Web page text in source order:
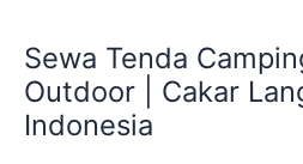
content
Sewa Tenda
Outdoor | Cakar
Indonesia